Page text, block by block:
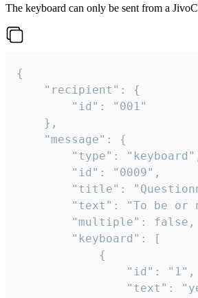
The keyboard can only be sent from a
{